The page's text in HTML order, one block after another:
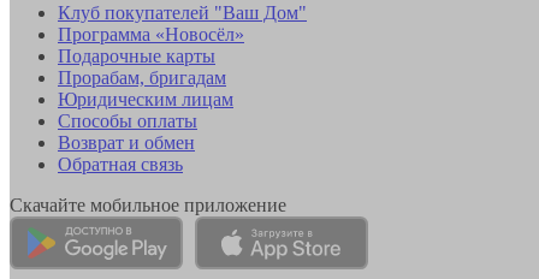
Клуб покупателей "Ваш Дом"
Программа «Новосёл»
Подарочные карты
Прорабам, бригадам
Юридическим лицам
Способы оплаты
Возврат и обмен
Обратная связь
Скачайте мобильное приложение